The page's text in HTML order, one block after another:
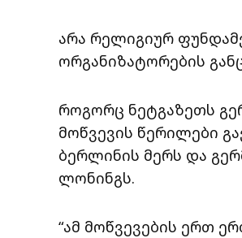
არა რელიგიურ
ორგანიზატორების
როგორც ნეტგაზეთს
მოწვევის წერილები
ბერლინის მერს და
ლონინგს.
“ამ მოწვევების ერთ